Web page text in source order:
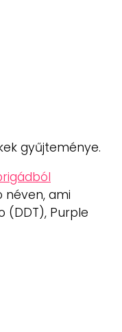
gyűjteménye.
néven, ami
(DDT), Purple